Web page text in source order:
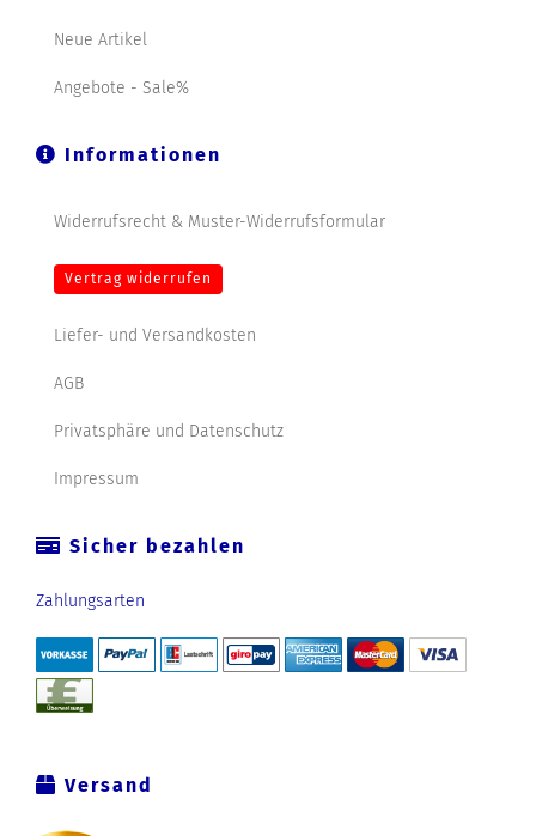
Neue Artikel
Angebote - Sale%
Informationen
Widerrufsrecht & Muster-Widerrufsformular
Vertrag widerrufen
Liefer- und Versandkosten
AGB
Privatsphäre und Datenschutz
Impressum
Sicher bezahlen
Zahlungsarten
Versand